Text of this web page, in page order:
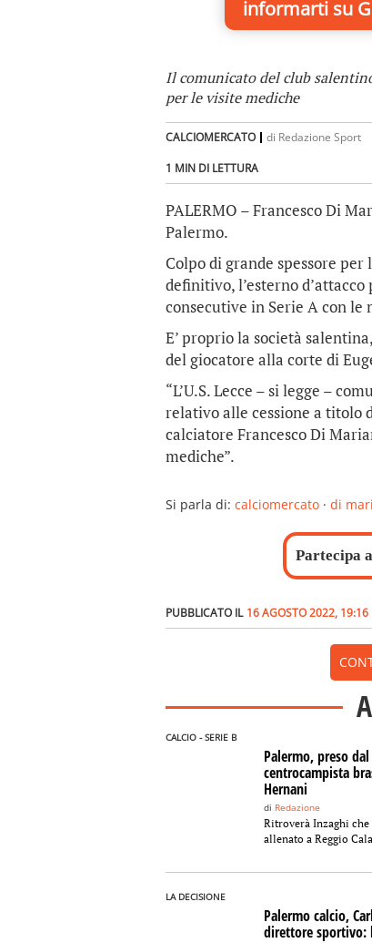
informarti su
Il comunicato del club
per le visite mediche
CALCIOMERCATO di Redazione Sport
1 MIN DI LETTURA
PALERMO – Francesco Di
Palermo.
Colpo di grande spessore
definitivo, l’esterno
consecutive in Serie A con le
E’ proprio la società
del giocatore alla corte di
“L’U.S. Lecce – si legge –
relativo alle cessione a
calciatore Francesco Di
mediche”.
Si parla di: calciomercato · di
Partecipa
PUBBLICATO IL 16 AGOSTO 2022, 19:16
CALCIO - SERIE B
Palermo, preso
centrocampista
Hernani
di Redazione
Ritroverà Inzaghi che
allenato a Reggio
LA DECISIONE
Palermo calcio,
direttore sportivo: